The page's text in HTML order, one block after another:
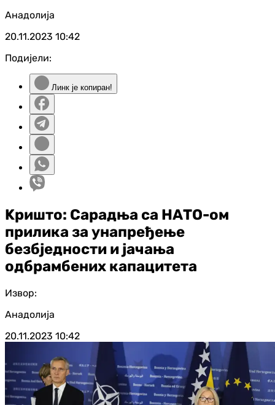
Анадолија
20.11.2023 10:42
Подијели:
Линк је копиран!
Kришто: Сарадња са НАТО-ом
прилика за унапређење
безбједности и јачања
одбрамбених капацитета
Извор:
Анадолија
20.11.2023 10:42